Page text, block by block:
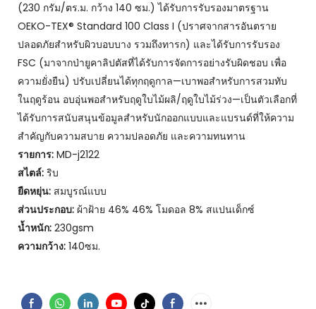
(230 กรัม/ตร.ม. กว้าง 140 ซม.) ได้รับการรับรองมาตรฐาน
OEKO-TEX® Standard 100 Class I (ปราศจากสารอันตราย
ปลอดภัยสำหรับผิวบอบบาง รวมถึงทารก) และได้รับการรับรอง
FSC (มาจากป่ายูคาลิปตัสที่ได้รับการจัดการอย่างรับผิดชอบ เพื่อ
ความยั่งยืน) ปรับเปลี่ยนได้ทุกฤดูกาล—เบาพอสำหรับการสวมทับ
ในฤดูร้อน อบอุ่นพอสำหรับฤดูใบไม้ผลิ/ฤดูใบไม้ร่วง—เป็นตัวเลือกที่
ได้รับการสนับสนุนข้อมูลสำหรับนักออกแบบและแบรนด์ที่ให้ความ
สำคัญกับความสบาย ความปลอดภัย และความทนทาน
รายการ: MD-j2122
สไตล์: ริบ
ยืดหยุ่น: สมบูรณ์แบบ
ส่วนประกอบ: ผ้าฝ้าย 46% 46% โมดอล 8% สแปนเด็กซ์
น้ำหนัก: 230gsm
ความกว้าง: 140ซม.